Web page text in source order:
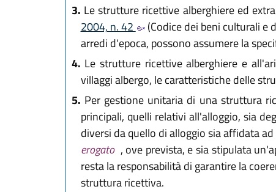
3. Le strutture ricettive alberghiere ed
2004, n. 42
(Codice dei beni culturali e
arredi d'epoca, possono assumere la
4. Le strutture ricettive alberghiere e
villaggi albergo, le caratteristiche delle
5. Per gestione unitaria di una struttura
principali, quelli relativi all'alloggio, sia
diversi da quello di alloggio sia affidata
erogato , ove prevista, e sia stipulata
resta la responsabilità di garantire la
struttura ricettiva.